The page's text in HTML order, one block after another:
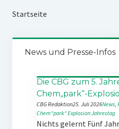
Startseite
News und Presse-Infos
Die CBG zum 5.
Chem„park“-
CBG Redaktion25. Juli 2026News,
Chem“park“ExplosionJahrestag
Nichts gelernt Fünf